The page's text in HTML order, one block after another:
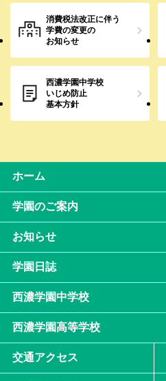
消費税法改正に伴う
学費の変更の
お知らせ
西濃学園中学校
いじめ防止
基本方針
ホーム
学園のご案内
お知らせ
学園日誌
西濃学園中学校
西濃学園高等学校
交通アクセス